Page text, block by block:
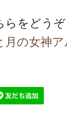
らをどうぞ
月の女神